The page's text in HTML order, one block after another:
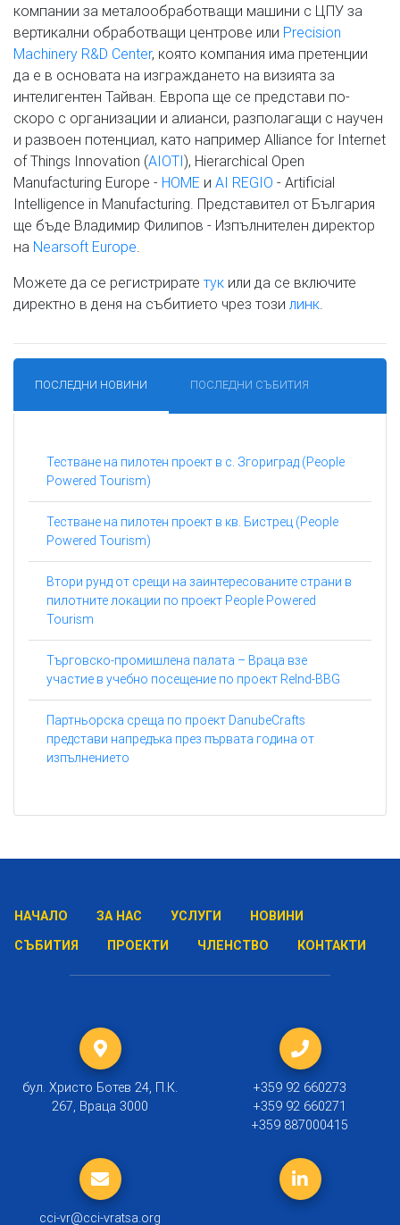
компании за металообработващи машини с ЦПУ за
вертикални обработващи центрове или Precision
Machinery R&D Center, която компания има претенции
да е в основата на изграждането на визията за
интелигентен Тайван. Европа ще се представи по-
скоро с организации и алианси, разполагащи с научен
и развоен потенциал, като например Alliance for Internet
of Things Innovation (AIOTI), Hierarchical Open
Manufacturing Europe - HOME и AI REGIO - Artificial
Intelligence in Manufacturing. Представител от България
ще бъде Владимир Филипов - Изпълнителен директор
на Nearsoft Europe.
Можете да се регистрирате тук или да се включите
директно в деня на събитието чрез този линк.
ПОСЛЕДНИ НОВИНИ ПОСЛЕДНИ СЪБИТИЯ
Тестване на пилотен проект в с. Згориград (People
Powered Tourism)
Тестване на пилотен проект в кв. Бистрец (People
Powered Tourism)
Втори рунд от срещи на заинтересованите страни в
пилотните локации по проект People Powered
Tourism
Търговско-промишлена палата – Враца взе
участие в учебно посещение по проект ReInd-BBG
Партньорска среща по проект DanubeCrafts
представи напредъка през първата година от
изпълнението
НАЧАЛО ЗА НАС УСЛУГИ
НОВИНИ
СЪБИТИЯ
ПРОЕКТИ ЧЛЕНСТВО КОНТАКТИ
бул. Христо Ботев 24, П.К.
267, Враца 3000
+359 92 660273
+359 92 660271
+359 887000415
cci-vr@cci-vratsa.org